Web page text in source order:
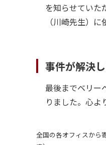
を知らせていた
（川崎先生）
事件が解決
最後までベリー
りました。心よ
全国の各オフィスから